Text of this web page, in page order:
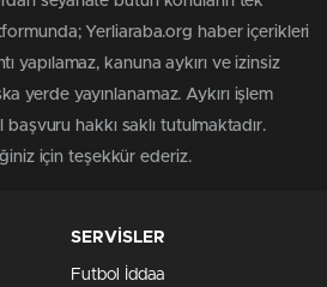
Yerliaraba.org haber içerikleri
yapılamaz, kanuna aykırı ve izinsiz
yerde yayınlanamaz. Aykırı işlem
hakkı saklı tutulmaktadır.
için teşekkür ederiz.
SERVİSLER
Futbol İddaa